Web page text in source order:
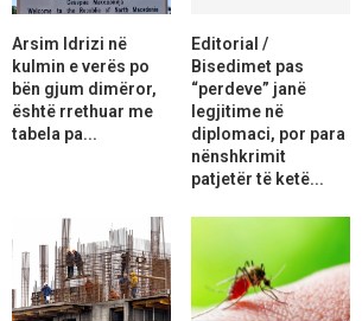
Arsim Idrizi në
kulmin e verës po
bën gjum dimëror,
është rrethuar me
tabela pa...
Editorial /
Bisedimet pas
“perdeve” janë
legjitime në
diplomaci, por para
nënshkrimit
patjetër të ketë...